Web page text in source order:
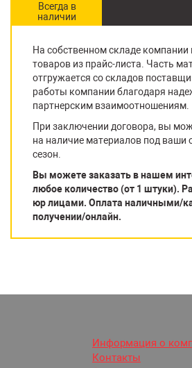
Всегда в
наличии
На собственном складе компании
товаров из прайс-листа. Часть
отгружается со складов
работы компании благодаря
партнерским взаимоотношениям.
При заключении договора, вы
на наличие материалов под ваши
сезон.
Вы можете заказать в нашем
любое количество (от 1 штуки).
юр лицами. Оплата наличными/
получении/онлайн.
Информация о
Контакты